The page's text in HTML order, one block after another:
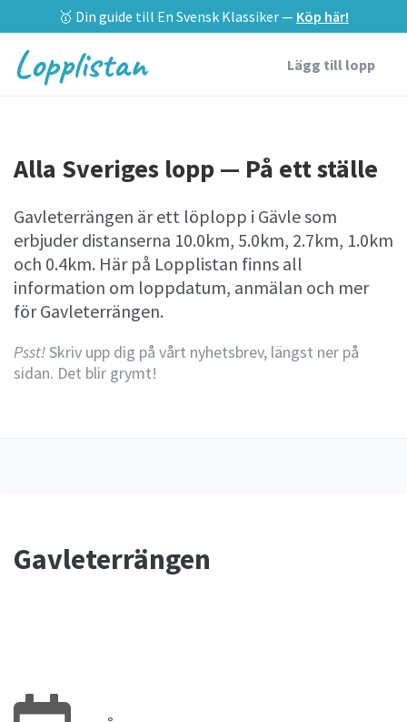
🥇 Din guide till En Svensk Klassiker — Köp här!
Lopplistan Lägg till lopp
Alla Sveriges lopp — På ett ställe
Gavleterrängen är ett löplopp i Gävle som
erbjuder distanserna 10.0km, 5.0km, 2.7km, 1.0km
och 0.4km. Här på Lopplistan finns all
information om loppdatum, anmälan och mer
för Gavleterrängen.
Psst!Skriv upp dig på vårt nyhetsbrev, längst ner på
sidan. Det blir grymt!
Gavleterrängen